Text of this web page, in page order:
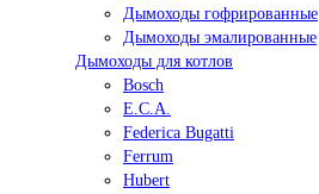
Дымоходы гофрированные
Дымоходы эмалированные
Дымоходы для котлов
Bosch
E.C.A.
Federica Bugatti
Ferrum
Hubert